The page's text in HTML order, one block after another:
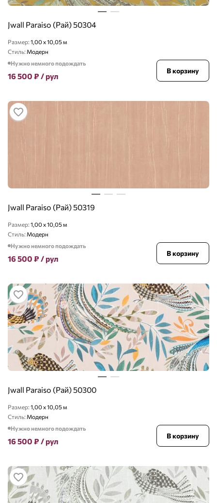
Jwall Paraiso (Рай) 50304
Размер: 1,00 x 10,05 м
Стиль: Модерн
Нужно немного подождать
16 500 ₽ / рул
В корзину
Jwall Paraiso (Рай) 50319
Размер: 1,00 x 10,05 м
Стиль: Модерн
Нужно немного подождать
16 500 ₽ / рул
В корзину
Jwall Paraiso (Рай) 50300
Размер: 1,00 x 10,05 м
Стиль: Модерн
Нужно немного подождать
16 500 ₽ / рул
В корзину